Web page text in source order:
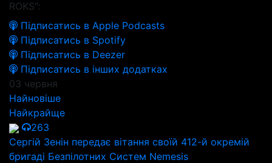
ROKS":
Підписатись в Apple Podcasts
Підписатись в Spotify
Підписатись в Deezer
Підписатись в інших додатках
03 червня
Найновіше
Найкрайще
263
Сергій Зенін передає вітання своїй 412-й окремій
бригаді Безпілотних Систем Nemesis